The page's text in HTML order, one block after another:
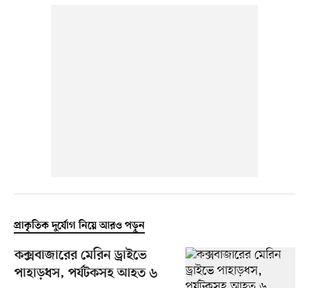
প্রাকৃতিক দুর্যোগ নিয়ে আরও পড়ুন
কক্সবাজারের মেরিন ড্রাইভে
পাহাড়ধস, পর্যটকসহ আহত ৬